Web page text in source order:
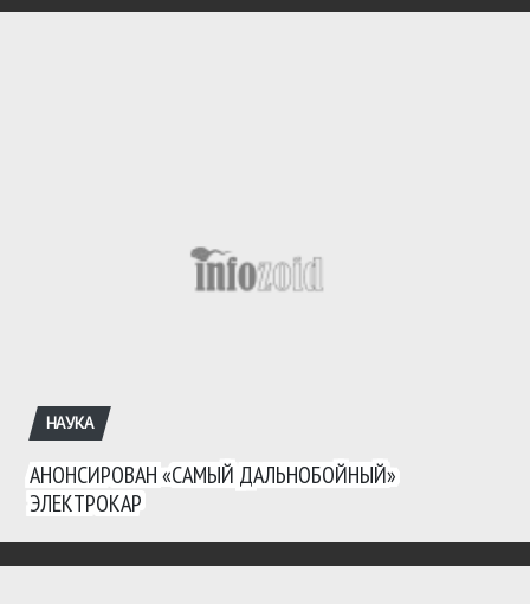
НАУКА
АНОНСИРОВАН «САМЫЙ ДАЛЬНОБОЙНЫЙ»
ЭЛЕКТРОКАР